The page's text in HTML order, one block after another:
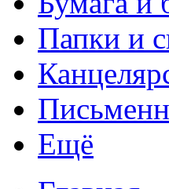
Папки и
Ещё